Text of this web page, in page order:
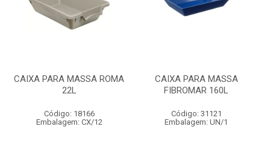
CAIXA PARA MASSA ROMA
22L
Código: 18166
Embalagem: CX/12
CAIXA PARA MASSA
FIBROMAR 160L
Código: 31121
Embalagem: UN/1